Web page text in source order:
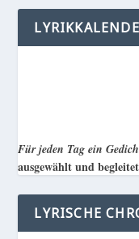
Für jeden Tag ein
ausgewählt und
LYRISCHE